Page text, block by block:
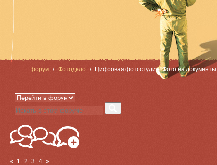
форум Фотодело Цифровая фотостудия "Фото на документы
« 1 2 3 4 »